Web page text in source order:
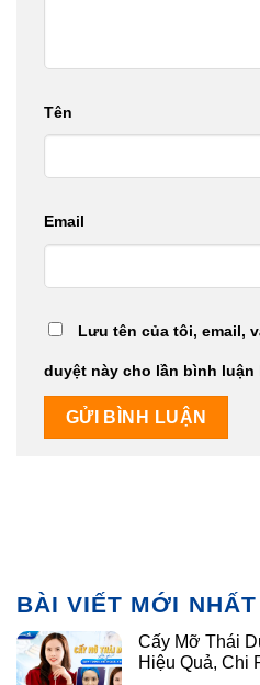
Tên
Email
Lưu tên của tôi, email,
duyệt này cho lần bình luận
BÀI VIẾT MỚI NHẤT
Cấy Mỡ Thái
Hiệu Quả, Chi